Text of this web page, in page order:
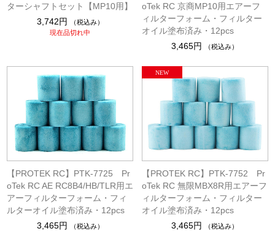
ターシャフトセット【MP10用】
3,742円
（税込み）
現在品切れ中
oTek RC 京商MP10用エアーフ
ィルターフォーム・フィルター
オイル塗布済み・12pcs
3,465円
（税込み）
【PROTEK RC】PTK-7725 Pr
oTek RC AE RC8B4/HB/TLR用エ
アーフィルターフォーム・フィ
ルターオイル塗布済み・12pcs
3,465円
（税込み）
【PROTEK RC】PTK-7752 Pr
oTek RC 無限MBX8R用エアーフ
ィルターフォーム・フィルター
オイル塗布済み・12pcs
3,465円
（税込み）